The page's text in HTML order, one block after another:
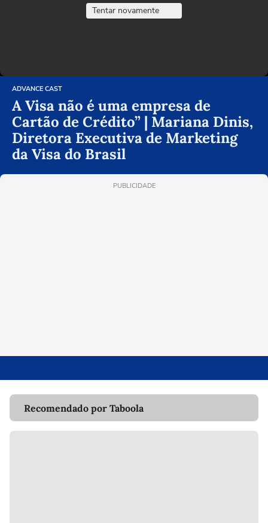
Tentar novamente
ADVANCE CAST
A Visa não é uma empresa de
Cartão de Crédito” | Mariana Dinis,
Diretora Executiva de Marketing
da Visa do Brasil
PUBLICIDADE
Recomendado por Taboola